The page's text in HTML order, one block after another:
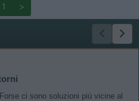
1 >
ci sono soluzioni più vicine al